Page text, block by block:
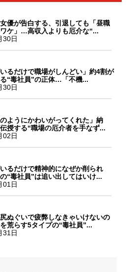
優が告白する、引退しても「昼職
ケ」…高収入よりも厄介な“...
30日
いるだけで職場がしんどい」約4割が
“毒社員”の正体…「不機...
30日
のようにかわいがってくれた」納
授する“職場の厄介者を手なず...
02日
いるだけで精神的になぜか削られ
“毒社員”は追い出してはいけ...
01日
尻ぬぐいで疲弊しなきゃいけないの
荒らす5タイプの“毒社員”...
31日